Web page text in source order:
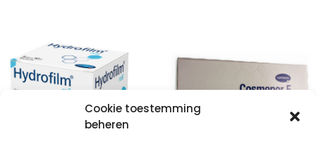
Cookie toestemming
beheren